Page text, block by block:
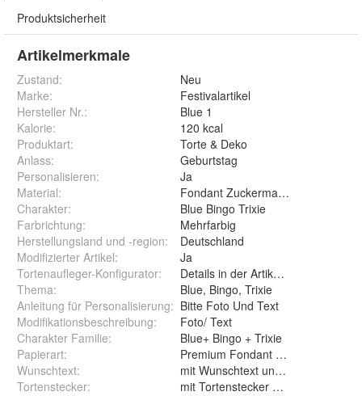
Produktsicherheit
Artikelmerkmale
Zustand:
Neu
Marke:
Festivalartikel
Hersteller Nr.:
Blue 1
Kalorie:
120 kcal
Produktart:
Torte & Deko
Anlass:
Geburtstag
Personalisieren:
Ja
Material:
Fondant Zuckermasse Oblate
Charakter:
Blue Bingo Trixie
Farbrichtung:
Mehrfarbig
Herstellungsland und -region:
Deutschland
Modifizierter Artikel:
Ja
Tortenaufleger-Konfigurator:
Details in der Artikelbeschreibung
Thema:
Blue, Bingo, Trixie
Anleitung für Personalisierung: Bitte Foto Und Text
Modifikationsbeschreibung:
Foto/ Text
Charakter Familie:
Blue+ Bingo + Trixie
Papierart:
Wunschtext:
mit Wunschtext und ohne
Tortenstecker: